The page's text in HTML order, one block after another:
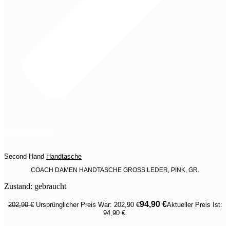
Second Hand Handtasche
COACH DAMEN HANDTASCHE GROSS LEDER, PINK, GR.
Zustand: gebraucht
202,90€ Ursprünglicher Preis War: 202,90 €94,90 €Aktueller Preis Ist:
94,90 €.